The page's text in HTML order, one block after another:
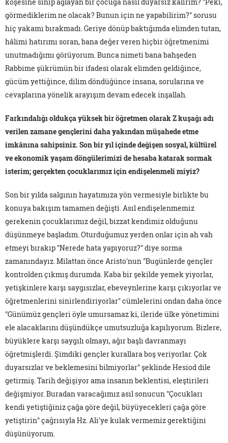
görmediklerim ne olacak? Bunun için ne yapabilirim?" sorusu
hiç yakamı bırakmadı. Geriye dönüp baktığımda elimden tutan,
hâlimi hatırımı soran, bana değer veren hiçbir öğretmenimi
unutmadığımı görüyorum. Bunca nimeti bana bahşeden
Rabbime şükrümün bir ifadesi olarak elimden geldiğince,
gücüm yettiğince, dilim döndüğünce insana, sorularına ve
cevaplarına yönelik arayışım devam edecek inşallah.
Farkındalığı oldukça yüksek bir öğretmen olarak Z kuşağı adı
verilen zamane gençlerini daha yakından müşahede etme
imkânına sahipsiniz. Son bir yıl içinde değişen sosyal, kültürel
ve ekonomik yaşam döngülerimizi de hesaba katarak sormak
isterim; gerçekten çocuklarımız için endişelenmeli miyiz?
Son bir yılda salgının hayatımıza yön vermesiyle birlikte bu
konuya bakışım tamamen değişti. Asıl endişelenmemiz
gerekenin çocuklarımız değil, bizzat kendimiz olduğunu
düşünmeye başladım. Oturduğumuz yerden onlar için ah vah
etmeyi bırakıp "Nerede hata yapıyoruz?" diye sorma
zamanındayız. Milattan önce Aristo'nun "Bugünlerde gençler
kontrolden çıkmış durumda. Kaba bir şekilde yemek yiyorlar,
yetişkinlere karşı saygısızlar, ebeveynlerine karşı çıkıyorlar ve
öğretmenlerini sinirlendiriyorlar" cümlelerini ondan daha önce
"Günümüz gençleri öyle umursamaz ki, ileride ülke yönetimini
ele alacaklarını düşündükçe umutsuzluğa kapılıyorum. Bizlere,
büyüklere karşı saygılı olmayı, ağır başlı davranmayı
öğretmişlerdi. Şimdiki gençler kurallara boş veriyorlar. Çok
duyarsızlar ve beklemesini bilmiyorlar" şeklinde Hesiod dile
getirmiş. Tarih değişiyor ama insanın beklentisi, eleştirileri
değişmiyor. Buradan varacağımız asıl sonucun "Çocukları
kendi yetiştiğiniz çağa göre değil, büyüyecekleri çağa göre
yetiştirin" çağrısıyla Hz. Ali'ye kulak vermemiz gerektiğini
düşünüyorum.